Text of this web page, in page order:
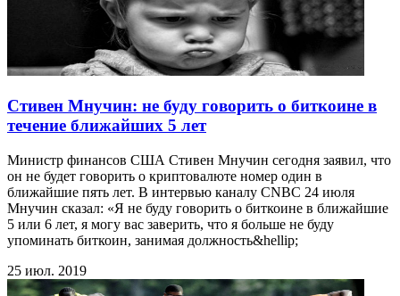
Стивен Мнучин: не буду говорить о биткоине в
течение ближайших 5 лет
Министр финансов США Стивен Мнучин сегодня заявил, что
он не будет говорить о криптовалюте номер один в
ближайшие пять лет. В интервью каналу CNBC 24 июля
Мнучин сказал: «Я не буду говорить о биткоине в ближайшие
5 или 6 лет, я могу вас заверить, что я больше не буду
упоминать биткоин, занимая должность&hellip;
25 июл. 2019